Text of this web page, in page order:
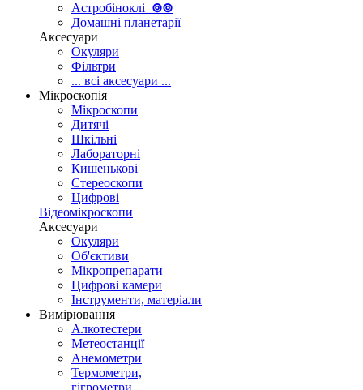
Астробіноклі ⊚⊚
Домашні планетарії
Аксесуари
Окуляри
Фільтри
... всі аксесуари ...
Мікроскопія
Мікроскопи
Дитячі
Шкільні
Лабораторні
Кишенькові
Стереоскопи
Цифрові
Відеомікроскопи
Аксесуари
Окуляри
Об'єктиви
Мікропрепарати
Цифрові камери
Інструменти, матеріали
Вимірювання
Алкотестери
Метеостанції
Анемометри
Термометри,
гігрометри